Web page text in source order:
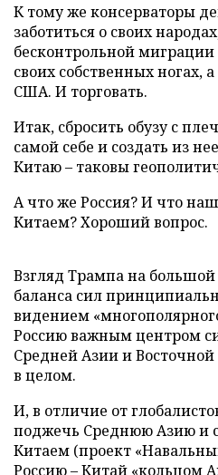
К тому же консерваторы
заботиться о своих
бесконтрольной миграции
своих собственных ногах,
США. И торговать.
Итак, сбросить обузу с
самой себе и создать из
Китаю – таковы
А что же Россия? И что
Китаем? Хороший вопрос.
Взгляд Трампа на
баланса сил
видением
Россию важным центром
Средней Азии и
в целом.
И, в отличие от
поджечь Среднюю Азию и
Китаем (проект
Россию – Китай «кольцом